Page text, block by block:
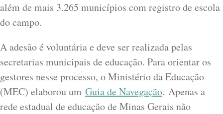
além de mais 3.265 municípios com registro de escola
do campo.
A adesão é voluntária e deve ser realizada pelas
secretarias municipais de educação. Para orientar os
gestores nesse processo, o Ministério da Educação
(MEC) elaborou um Guia de Navegação. Apenas a
rede estadual de educação de Minas Gerais não